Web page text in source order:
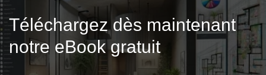
Téléchargez dès maintenant
notre eBook gratuit